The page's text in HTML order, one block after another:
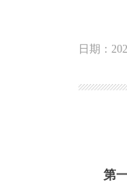
日期：
第一